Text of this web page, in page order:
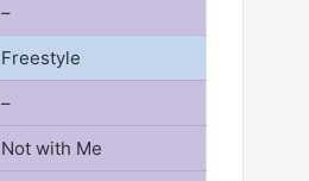
–
Freestyle
–
Not with Me